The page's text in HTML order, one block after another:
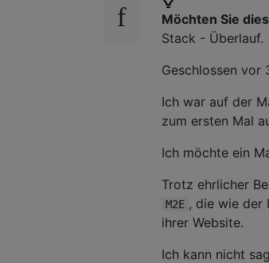
Möchten Sie
Stack - Überlauf.
Geschlossen vor
Ich war auf der
zum ersten Mal
Ich möchte ein
Trotz ehrlicher
M2E , die wie der
ihrer Website.
Ich kann nicht